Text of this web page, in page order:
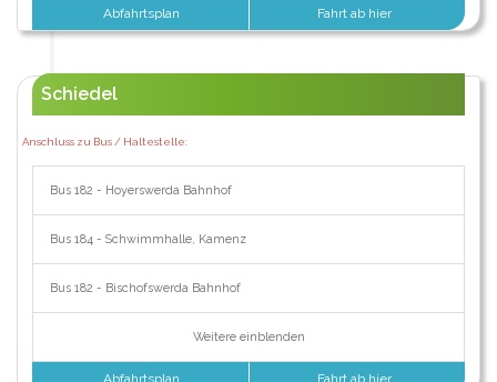
Abfahrtsplan Fahrt ab hier
Schiedel
Anschluss zu Bus / Haltestelle:
Bus 182 - Hoyerswerda Bahnhof
Bus 184 - Schwimmhalle, Kamenz
Bus 182 - Bischofswerda Bahnhof
Weitere einblenden
Abfahrtsplan Fahrt ab hier